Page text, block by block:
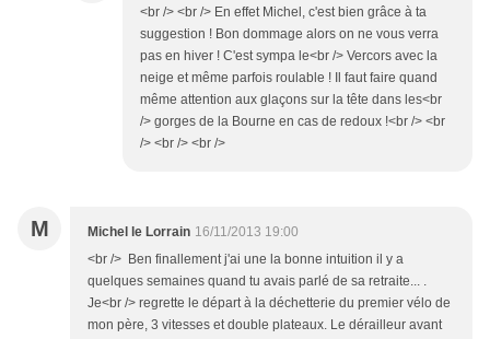
<br /> <br /> En effet Michel, c'est bien grâce à ta
suggestion ! Bon dommage alors on ne vous verra
pas en hiver ! C'est sympa le<br /> Vercors avec la
neige et même parfois roulable ! Il faut faire quand
même attention aux glaçons sur la tête dans les<br
/> gorges de la Bourne en cas de redoux !<br /> <br
/> <br /> <br />
M Michel le Lorrain 16/11/2013 19:00
<br /> Ben finallement j'ai une la bonne intuition il y a
quelques semaines quand tu avais parlé de sa retraite... .
Je<br /> regrette le départ à la déchetterie du premier vélo de
mon père, 3 vitesses et double plateaux. Le dérailleur avant